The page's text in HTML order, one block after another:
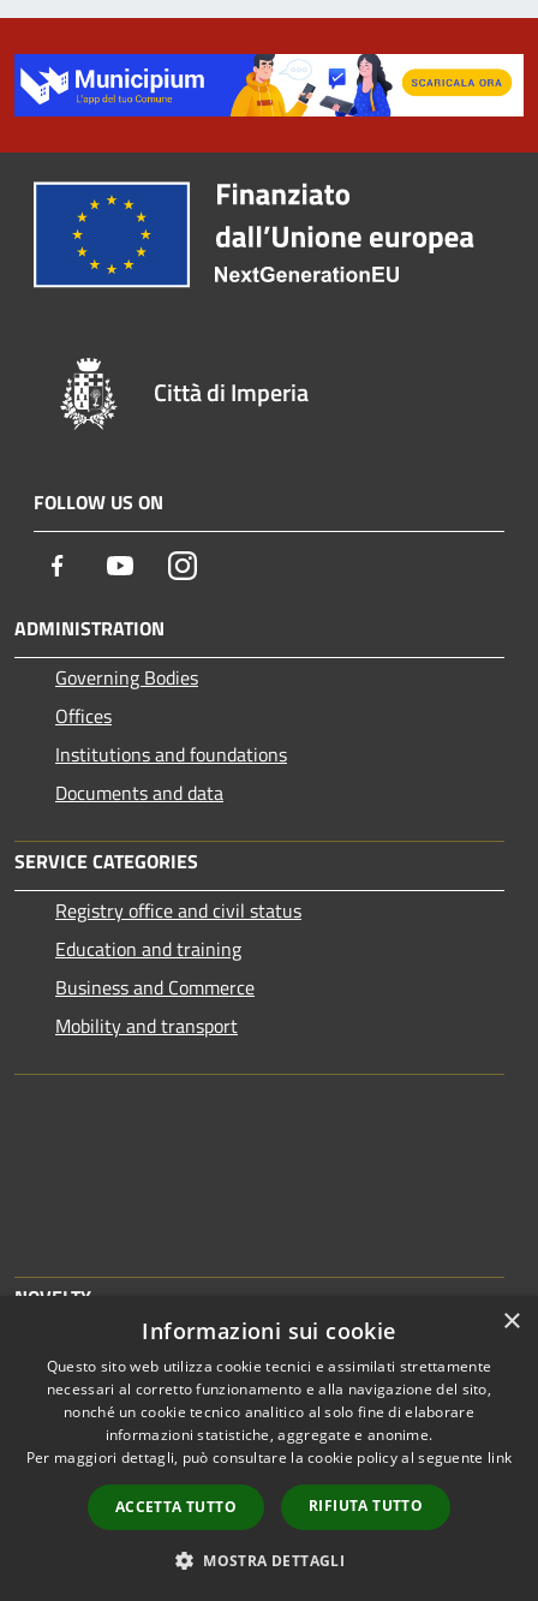
Città di Imperia
FOLLOW US ON
Facebook YoutubeInstagram
ADMINISTRATION
Governing Bodies
Offices
Institutions and foundations
Documents and data
SERVICE CATEGORIES
Registry office and civil status
Education and training
Business and Commerce
Mobility and transport
NOVELTY
Press releases
Notices
LIVING THE MUNICIPALITY
Places
×
Informazioni sui cookie
Questo sito web utilizza cookie tecnici e assimilati strettamente
necessari al corretto funzionamento e alla navigazione del sito,
nonché un cookie tecnico analitico al solo fine di elaborare
informazioni statistiche, aggregate e anonime.
Per maggiori dettagli, può consultare la cookie policy al seguente link
ACCETTA TUTTO RIFIUTA TUTTO
MOSTRA DETTAGLI